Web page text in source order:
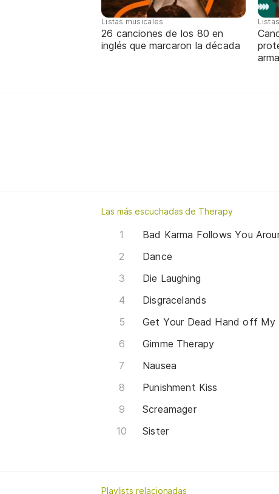
Listas musicales
26 canciones de los 80 en
inglés que marcaron la década
Las más escuchadas de Therapy
Bad Karma Follows You
Dance
Die Laughing
Disgracelands
Get Your Dead Hand off My
Gimme Therapy
Nausea
Punishment Kiss
Screamager
Sister
Playlists relacionadas